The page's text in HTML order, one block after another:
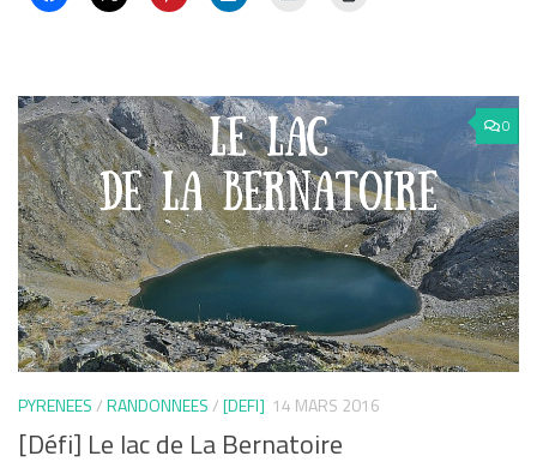
0
PYRENEES/RANDONNEES/[DEFI] 14 MARS 2016
[Défi] Le lac de La Bernatoire